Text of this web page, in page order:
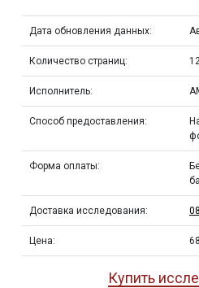
Дата обновления данных:
Количество страниц:
Исполнитель:
Способ предоставления:
Форма оплаты:
Доставка исследования:
Цена:
Купить